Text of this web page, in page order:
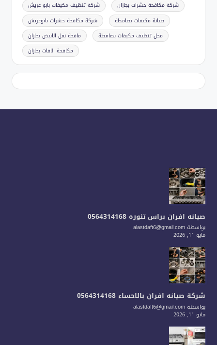
شركة تنظيف مكيفات بابو عريش
شركة مكافحة حشرات بجازان
شركة مكافحة حشرات بابوعريش
صيانة مكيفات بصامطة
مافحة نمل الابيض بجازان
محل تنظيف مكيفات بصامطة
مكافحة الافات بجازان
صيانه افران براس تنوره 0564314168
بواسطة alastdaft6@gmail.com
مايو 11, 2026
شركة صيانه افران بالاحساء 0564314168
بواسطة alastdaft6@gmail.com
مايو 11, 2026